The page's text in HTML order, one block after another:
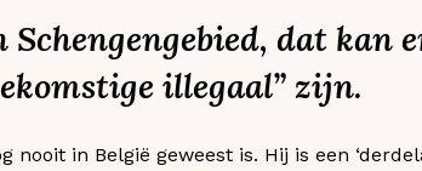
Schengengebied, dat kan
illegaal” zijn.
in België geweest is. Hij is een